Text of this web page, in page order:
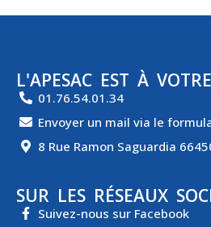
L'APESAC EST À
01.76.54.01.34
Envoyer un mail via le
8 Rue Ramon Saguardia
SUR LES RÉSEAUX
Suivez-nous sur Facebook